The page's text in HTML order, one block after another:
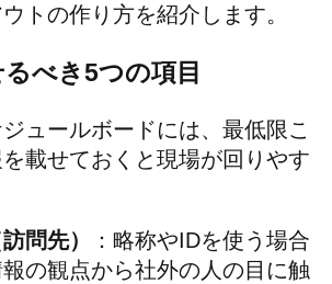
トの作り方を紹介します。
べき5つの項目
ュールボードには、最低限こ
載せておくと現場が回りやす
問先）
：略称やIDを使う場合
の観点から社外の人の目に触